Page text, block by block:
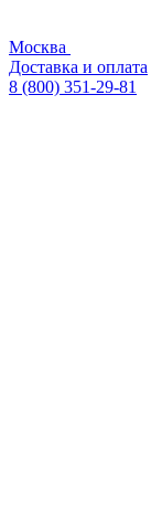
Москва
Доставка и оплата
8 (800) 351-29-81